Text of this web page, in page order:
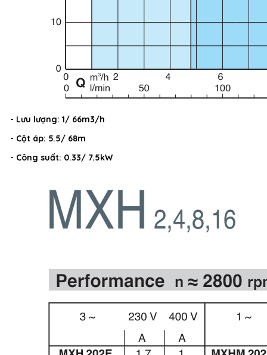
- Lưu lượng: 1/ 66m3/h
- Cột áp: 5.5/ 68m
- Công suất: 0.33/ 7.5kW